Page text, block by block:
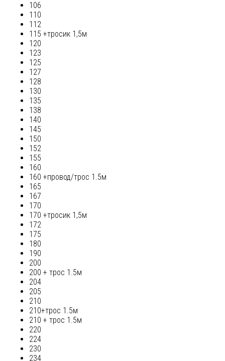
106
110
112
115 +тросик 1,5м
120
123
125
127
128
130
135
138
140
145
150
152
155
160
160 +провод/трос 1.5м
165
167
170
170 +тросик 1,5м
172
175
180
190
200
200 + трос 1.5м
204
205
210
210+трос 1.5м
210 + трос 1.5м
220
224
230
234